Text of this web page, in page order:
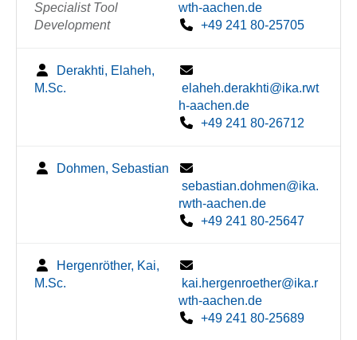
Specialist Tool
Development
wth-aachen.de
+49 241 80-25705
Derakhti, Elaheh,
M.Sc.
elaheh.derakhti@ika.rwt
h-aachen.de
+49 241 80-26712
Dohmen, Sebastian
sebastian.dohmen@ika.
rwth-aachen.de
+49 241 80-25647
Hergenröther, Kai,
M.Sc.
kai.hergenroether@ika.r
wth-aachen.de
+49 241 80-25689